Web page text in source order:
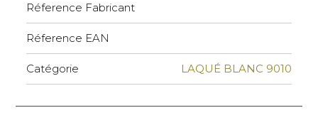
Réference Fabricant
Réference EAN
Catégorie LAQUÉ BLANC 9010